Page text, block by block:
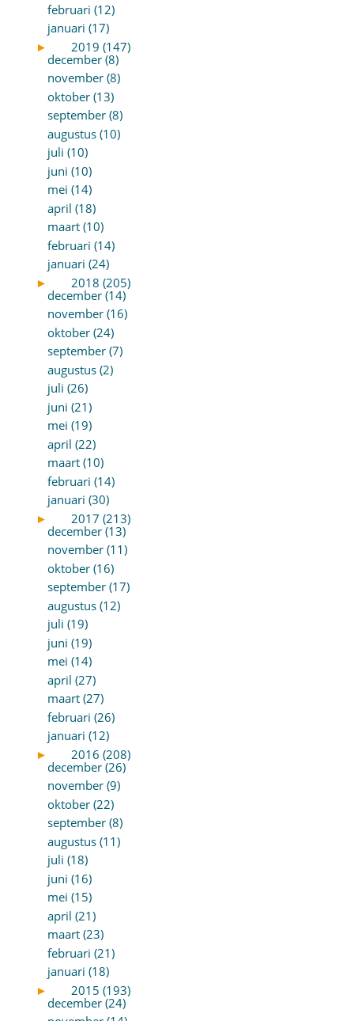
februari (12)
januari (17)
►
2019 (147)
december (8)
november (8)
oktober (13)
september (8)
augustus (10)
juli (10)
juni (10)
mei (14)
april (18)
maart (10)
februari (14)
januari (24)
►
2018 (205)
december (14)
november (16)
oktober (24)
september (7)
augustus (2)
juli (26)
juni (21)
mei (19)
april (22)
maart (10)
februari (14)
januari (30)
►
2017 (213)
december (13)
november (11)
oktober (16)
september (17)
augustus (12)
juli (19)
juni (19)
mei (14)
april (27)
maart (27)
februari (26)
januari (12)
►
2016 (208)
december (26)
november (9)
oktober (22)
september (8)
augustus (11)
juli (18)
juni (16)
mei (15)
april (21)
maart (23)
februari (21)
januari (18)
►
2015 (193)
december (24)